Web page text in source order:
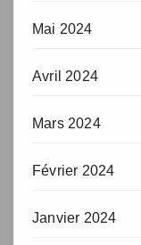
Mai 2024
Avril 2024
Mars 2024
Février 2024
Janvier 2024